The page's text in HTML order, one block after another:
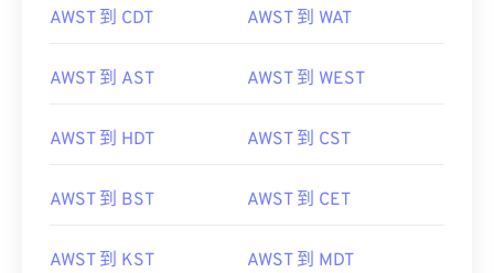
AWST 到 CDT AWST 到 WAT
AWST 到 AST AWST 到 WEST
AWST 到 HDT AWST 到 CST
AWST 到 BST AWST 到 CET
AWST 到 KST AWST 到 MDT